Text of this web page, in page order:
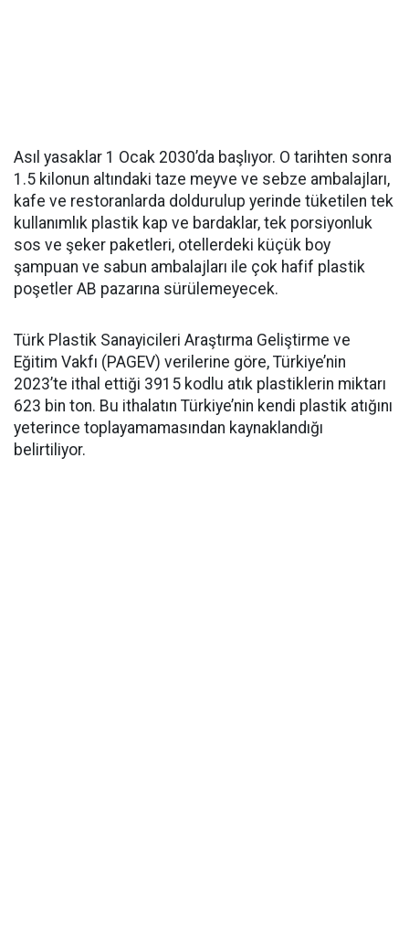
Asıl yasaklar 1 Ocak 2030’da başlıyor. O tarihten sonra
1.5 kilonun altındaki taze meyve ve sebze ambalajları,
kafe ve restoranlarda doldurulup yerinde tüketilen tek
kullanımlık plastik kap ve bardaklar, tek porsiyonluk
sos ve şeker paketleri, otellerdeki küçük boy
şampuan ve sabun ambalajları ile çok hafif plastik
poşetler AB pazarına sürülemeyecek.
Türk Plastik Sanayicileri Araştırma Geliştirme ve
Eğitim Vakfı (PAGEV) verilerine göre, Türkiye’nin
2023’te ithal ettiği 3915 kodlu atık plastiklerin miktarı
623 bin ton. Bu ithalatın Türkiye’nin kendi plastik atığını
yeterince toplayamamasından kaynaklandığı
belirtiliyor.